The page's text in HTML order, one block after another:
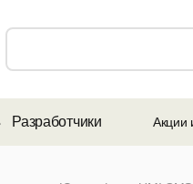
Разработчики Акции